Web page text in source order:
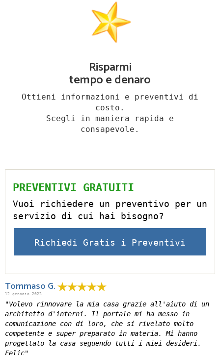
Risparmi
tempo e denaro
Ottieni informazioni e preventivi di
costo.
Scegli in maniera rapida e
consapevole.
PREVENTIVI GRATUITI
Vuoi richiedere un preventivo per un
servizio di cui hai bisogno?
Richiedi Gratis i Preventivi
Tommaso G.
12 gennaio 2023
"Volevo rinnovare la mia casa grazie all'aiuto di un
architetto d'interni. Il portale mi ha messo in
comunicazione con di loro, che si rivelato molto
competente e super preparato in materia. Mi hanno
progettato la casa seguendo tutti i miei desideri.
Felic"